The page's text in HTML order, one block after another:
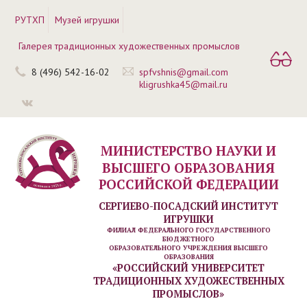
РУТХП Музей игрушки
Галерея традиционных художественных промыслов
8 (496) 542-16-02
spfvshnis@gmail.com
kligrushka45@mail.ru
МИНИСТЕРСТВО НАУКИ И
ВЫСШЕГО ОБРАЗОВАНИЯ
РОССИЙСКОЙ ФЕДЕРАЦИИ
СЕРГИЕВО-ПОСАДСКИЙ ИНСТИТУТ
ИГРУШКИ
ФИЛИАЛ ФЕДЕРАЛЬНОГО ГОСУДАРСТВЕННОГО
БЮДЖЕТНОГО
ОБРАЗОВАТЕЛЬНОГО УЧРЕЖДЕНИЯ ВЫСШЕГО
ОБРАЗОВАНИЯ
«РОССИЙСКИЙ УНИВЕРСИТЕТ
ТРАДИЦИОННЫХ ХУДОЖЕСТВЕННЫХ
ПРОМЫСЛОВ»